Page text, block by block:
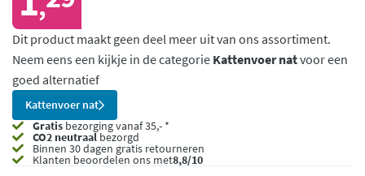
,
Dit product maakt geen deel meer uit van ons assortiment.
Neem eens een kijkje in de categorie Kattenvoer natvoor een
goed alternatief
Kattenvoer nat
Gratis bezorging vanaf 35,- *
CO2 neutraalbezorgd
Binnen 30 dagen gratis retourneren
Klanten beoordelen ons met8,8/10